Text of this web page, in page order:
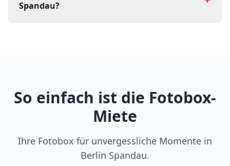
Spandau?
So einfach ist die Fotobox-
Miete
Ihre Fotobox für unvergessliche Momente in
Berlin Spandau.